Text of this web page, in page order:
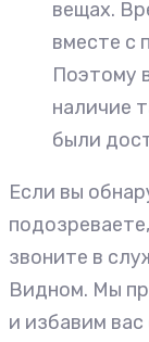
вещах.
вместе с
Поэтому
наличие
были
Если вы
звоните в
Видном. Мы
и избавим